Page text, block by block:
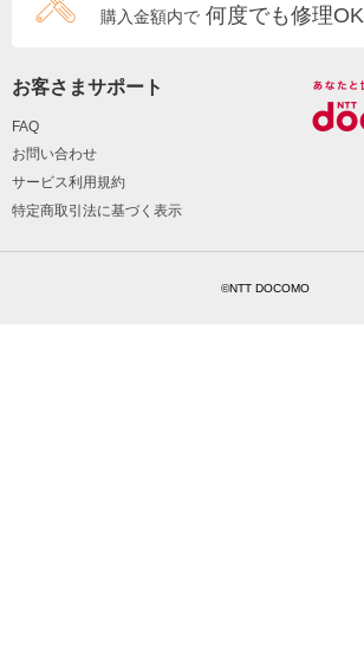
購入金額内で 何度でも修理OK
お客さまサポート
FAQ
お問い合わせ
サービス利用規約
特定商取引法に基づく表示
©NTT DOCOMO